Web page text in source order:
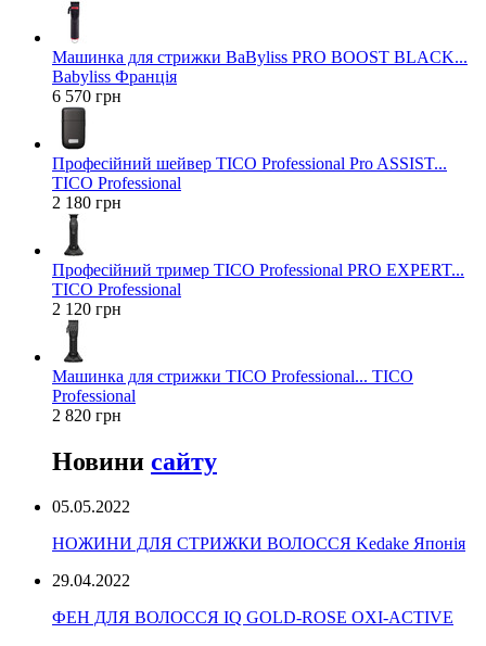
Машинка для стрижки BaByliss PRO BOOST BLACK...
Babyliss Франція
6 570 грн
Професійний шейвер TICO Professional Pro ASSIST...
TICO Professional
2 180 грн
Професійний тример TICO Professional PRO EXPERT...
TICO Professional
2 120 грн
Машинка для стрижки TICO Professional... TICO
Professional
2 820 грн
Новини сайту
05.05.2022
НОЖИНИ ДЛЯ СТРИЖКИ ВОЛОССЯ Kedake Японія
29.04.2022
ФЕН ДЛЯ ВОЛОССЯ IQ GOLD-ROSE OXI-ACTIVE